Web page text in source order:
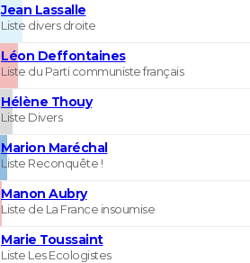
Jean Lassalle
Liste divers droite
Léon Deffontaines
Liste du Parti communiste français
Hélène Thouy
Liste Divers
Marion Maréchal
Liste Reconquête !
Manon Aubry
Liste de La France insoumise
Marie Toussaint
Liste Les Ecologistes